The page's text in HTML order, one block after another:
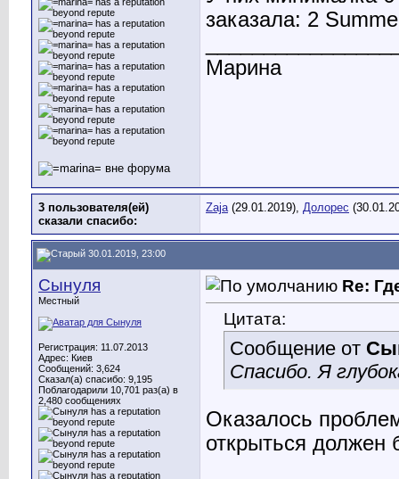
заказала: 2
Марина
3 пользователя(ей)
сказали cпасибо:
Zaja(29.01.2019), Долорес
30.01.2019, 23:00
Сынуля
Местный
Регистрация: 11.07.2013
Адрес: Киев
Сообщений: 3,624
Сказал(а) спасибо: 9,195
Поблагодарили 10,701 раз(а) в
2,480 сообщениях
Re:
Цитата:
Сообщение от
Спасибо. Я
Оказалось
открыться должен